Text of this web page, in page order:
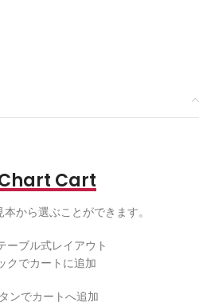
Cart
から選ぶことができます。
ーブル式レイアウト
クでカートに追加
ンでカートへ追加